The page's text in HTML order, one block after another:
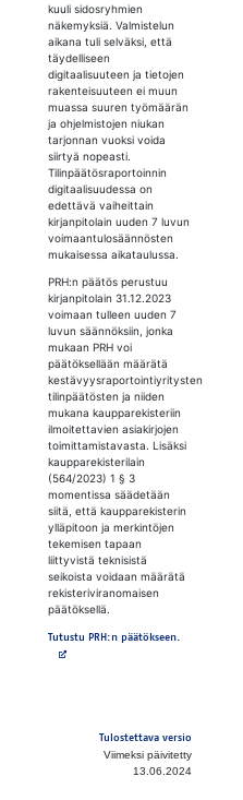
kuuli sidosryhmien
näkemyksiä. Valmistelun
aikana tuli selväksi, että
täydelliseen
digitaalisuuteen ja tietojen
rakenteisuuteen ei muun
muassa suuren työmäärän
ja ohjelmistojen niukan
tarjonnan vuoksi voida
siirtyä nopeasti.
Tilinpäätösraportoinnin
digitaalisuudessa on
edettävä vaiheittain
kirjanpitolain uuden 7 luvun
voimaantulosäännösten
mukaisessa aikataulussa.
PRH:n päätös perustuu
kirjanpitolain 31.12.2023
voimaan tulleen uuden 7
luvun säännöksiin, jonka
mukaan PRH voi
päätöksellään määrätä
kestävyysraportointiyritysten
tilinpäätösten ja niiden
mukana kaupparekisteriin
ilmoitettavien asiakirjojen
toimittamistavasta. Lisäksi
kaupparekisterilain
(564/2023) 1 § 3
momentissa säädetään
siitä, että kaupparekisterin
ylläpitoon ja merkintöjen
tekemisen tapaan
liittyvistä teknisistä
seikoista voidaan määrätä
rekisteriviranomaisen
päätöksellä.
Tutustu PRH:n päätökseen.
Tulostettava versio
Viimeksi päivitetty
13.06.2024